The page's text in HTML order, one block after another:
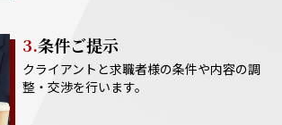
3.条件ご提示
クライアントと求職者様の条件や内容の調
整・交渉を行います。